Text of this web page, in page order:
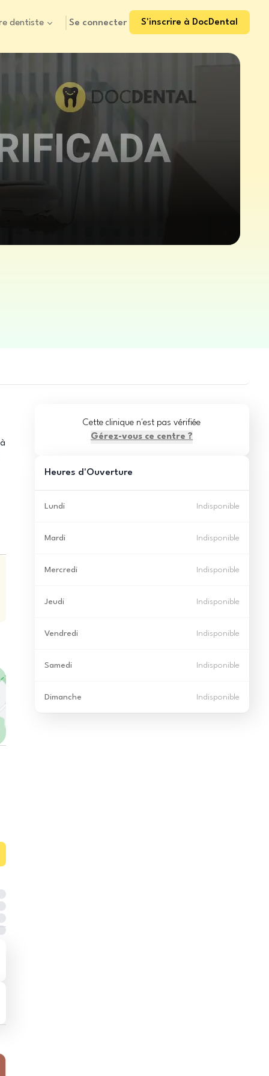
dentiste Se connecter S'inscrire à DocDental
Cette clinique n'est pas vérifiée
Gérez-vous ce centre ?
Heures d'Ouverture
Lundi Indisponible
Mardi Indisponible
Mercredi Indisponible
Jeudi Indisponible
Vendredi Indisponible
Samedi Indisponible
Dimanche Indisponible